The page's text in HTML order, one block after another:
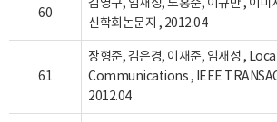
60
김영구, 임재성, 노홍준, 이규만 , 이
신학회논문지 , 2012.04
61
장형준, 김은경, 이재준, 임재성 ,
Communications , IEEE
2012.04